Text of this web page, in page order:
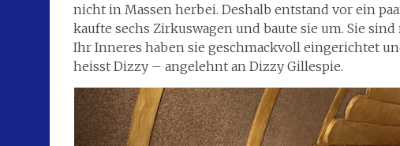
nicht in Massen herbei. Deshalb entstand vor ein
kaufte sechs Zirkuswagen und baute sie um. Sie
Ihr Inneres haben sie geschmackvoll eingerichtet
heisst Dizzy – angelehnt an Dizzy Gillespie.